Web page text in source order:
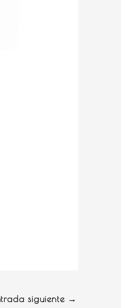
siguiente →